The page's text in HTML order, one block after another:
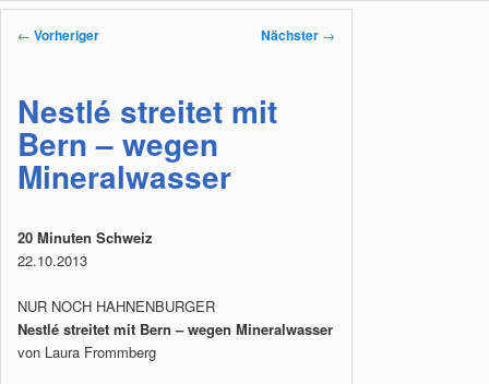
Beitragsnavigation
← Vorheriger Nächster →
Nestlé streitet mit
Bern – wegen
Mineralwasser
20 Minuten Schweiz
22.10.2013
NUR NOCH HAHNENBURGER
Nestlé streitet mit Bern – wegen Mineralwasser
von Laura Frommberg